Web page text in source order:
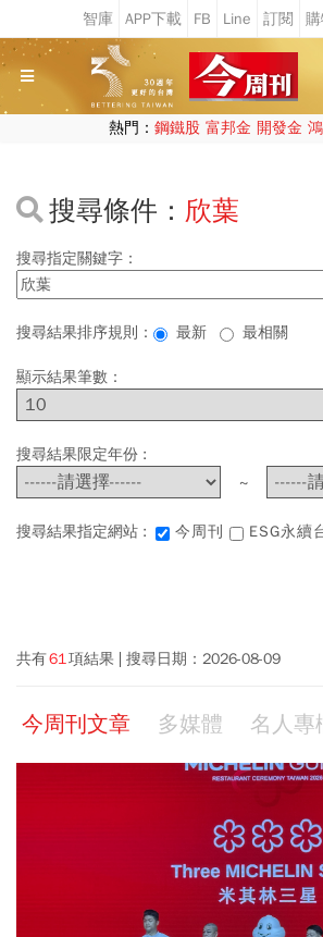
熱門： 鋼鐵股 富邦金 開發金
搜尋條件： 欣葉
搜尋指定關鍵字：
搜尋結果排序規則： 最新 最相關
顯示結果筆數：
搜尋結果限定年份 :
~
搜尋結果指定網站 : 今周刊 ESG永續
共有61項結果 搜尋日期： 2026-08-09
今周刊文章 多媒體 名人專